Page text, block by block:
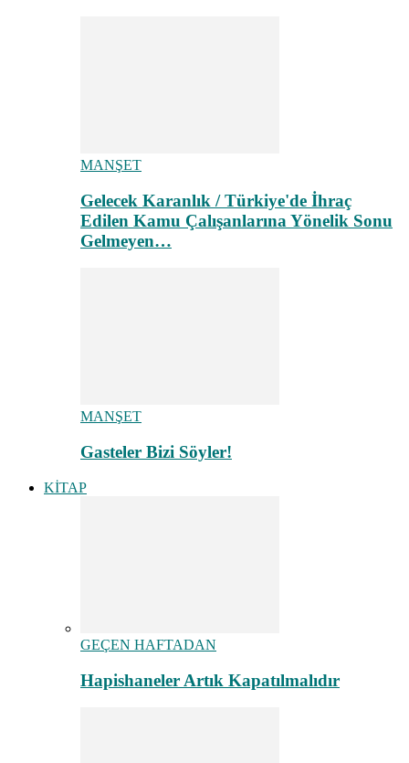
MANŞET
Gelecek Karanlık / Türkiye'de İhraç
Edilen Kamu Çalışanlarına Yönelik Sonu
Gelmeyen…
MANŞET
Gasteler Bizi Söyler!
KİTAP
GEÇEN HAFTADAN
Hapishaneler Artık Kapatılmalıdır